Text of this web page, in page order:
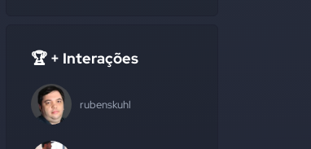
🏆 + Interações
rubenskuhl